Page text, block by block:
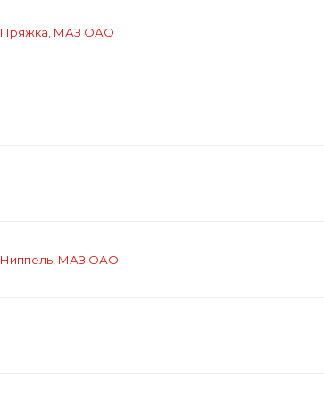
Пряжка, МАЗ ОАО
Ниппель, МАЗ ОАО